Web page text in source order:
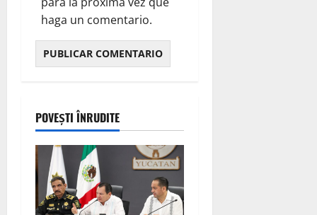
haga un comentario.
POVEȘTI ÎNRUDITE